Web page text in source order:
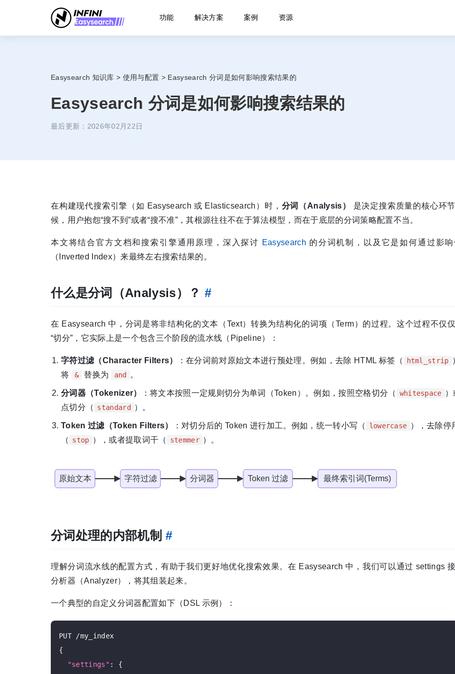
功能 解决方案 案例 资源
Easysearch 知识库 > 使用与配置 > Easysearch 分词是如何影响搜索结果的
Easysearch 分词是如何影响搜索结果的
最后更新：2026年02月22日
在构建现代搜索引擎（如 Easysearch 或 Elasticsearch）时， 分词（Analysis）
是决定搜索质量的核心环
候，用户抱怨“搜不到”或者“搜不准”，其根源往往不在于算法模型，而在于底层的分词策略配置不当。
本文将结合官方文档和搜索引擎通用原理，深入探讨 Easysearch 的分词机制，以及它是如何通过影
（Inverted Index）来最终左右搜索结果的。
什么是分词（Analysis）？ #
在 Easysearch 中，分词是将非结构化的文本（Text）转换为结构化的词项（Term）的过程。这个过程不仅
“切分”，它实际上是一个包含三个阶段的流水线（Pipeline）：
字符过滤（Character Filters） ：在分词前对原始文本进行预处理。例如，去除 HTML 标签（ html_strip
将
& 替换为 and 。
分词器（Tokenizer） ：将文本按照一定规则切分为单词（Token）。例如，按照空格切分（ whitespace
点切分（ standard ）。
Token 过滤（Token Filters） ：对切分后的 Token 进行加工。例如，统一转小写（ lowercase ），去除停
（ stop ），或者提取词干（ stemmer ）。
分词处理的内部机制#
理解分词流水线的配置方式，有助于我们更好地优化搜索效果。在 Easysearch 中，我们可以通过 settings
分析器（Analyzer），将其组装起来。
一个典型的自定义分词器配置如下（DSL 示例）：
PUT /my_index
{
"settings" : {